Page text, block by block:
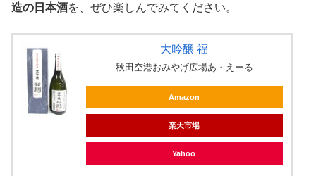
造の日本酒を、ぜひ楽しんでみてください。
大吟醸 福
秋田空港おみやげ広場あ・えーる
Amazon
楽天市場
Yahoo